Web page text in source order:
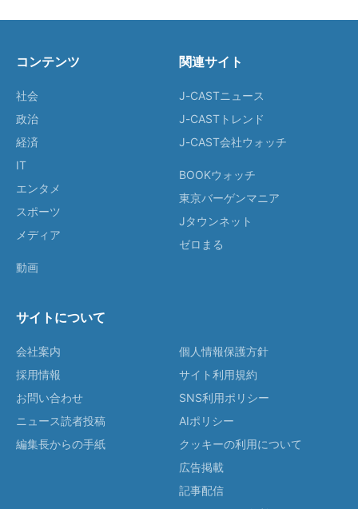
コンテンツ
社会
政治
経済
IT
エンタメ
スポーツ
メディア
動画
関連サイト
J-CASTニュース
J-CASTトレンド
J-CAST会社ウォッチ
BOOKウォッチ
東京バーゲンマニア
Jタウンネット
ゼロまる
サイトについて
会社案内
採用情報
お問い合わせ
ニュース読者投稿
編集長からの手紙
個人情報保護方針
サイト利用規約
SNS利用ポリシー
AIポリシー
クッキーの利用について
広告掲載
記事配信